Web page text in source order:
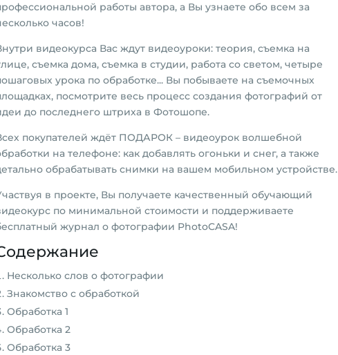
работы автора, а Вы узнаете обо всем за
часов!
видеокурса Вас ждут видеоуроки: теория, съемка на
съемка дома, съемка в студии, работа со светом, четыре
урока по обработке... Вы побываете на съемочных
посмотрите весь процесс создания фотографий от
до последнего штриха в Фотошопе.
покупателей ждёт ПОДАРОК – видеоурок волшебной
на телефоне: как добавлять огоньки и снег, а также
обрабатывать снимки на вашем мобильном устройстве.
в проекте, Вы получаете качественный обучающий
по минимальной стоимости и поддерживаете
журнал о фотографии PhotoCASA!
Несколько слов о фотографии
Знакомство с обработкой
Обработка 1
Обработка 2
Обработка 3